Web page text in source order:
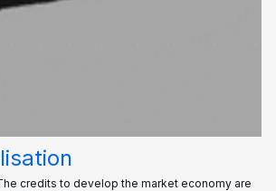
credits to develop the market economy are